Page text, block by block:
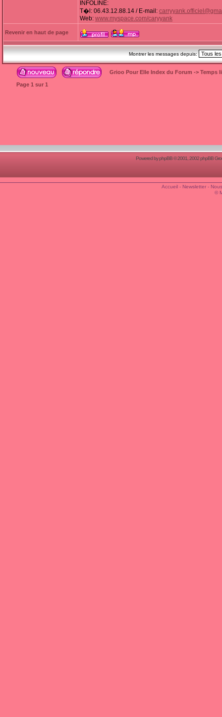
INFOLINE:
T�l: 06.43.12.88.14 / E-mail:
Web: www.myspace.com/caryyank
Revenir en haut de page
Montrer les messages depuis:
Grioo Pour Elle Index du Forum -> Temps
Page 1 sur 1
Powered byphpBB© 2001, 2002 phpBB
Accueil- Newsletter-
©